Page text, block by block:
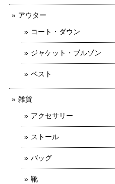
アウター
コート・ダウン
ジャケット・ブルゾン
ベスト
雑貨
アクセサリー
ストール
バッグ
靴